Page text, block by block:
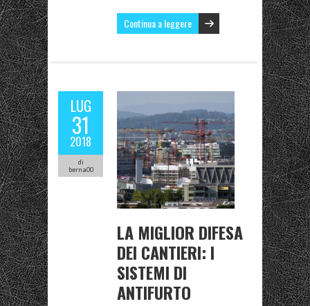
Continua a leggere
LUG
31
2018
di
berna00
LA MIGLIOR DIFESA
DEI CANTIERI: I
SISTEMI DI
ANTIFURTO